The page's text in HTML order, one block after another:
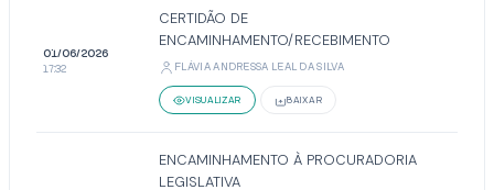
01/06/2026
17:32
CERTIDÃO DE
ENCAMINHAMENTO/RECEBIMENTO
FLÁVIA ANDRESSA LEAL DA SILVA
VISUALIZAR BAIXAR
ENCAMINHAMENTO À PROCURADORIA
LEGISLATIVA